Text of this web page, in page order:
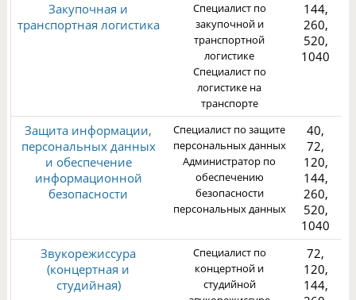
Закупочная и
транспортная логистика
Специалист по
закупочной и
транспортной
логистике
Специалист по
логистике на
транспорте
144,
260,
520,
1040
Защита информации,
персональных данных
и обеспечение
информационной
безопасности
Специалист по защите
персональных данных
Администратор по
обеспечению
безопасности
персональных данных
40,
72,
120,
144,
260,
520,
1040
Звукорежиссура
(концертная и
студийная)
Специалист по
концертной и
студийной
72,
120,
144,